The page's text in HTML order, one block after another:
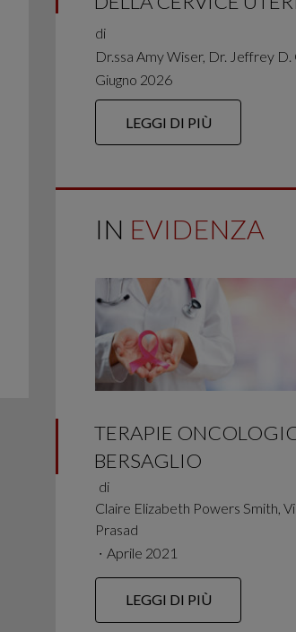
di
Dr.ssa Amy Wiser, Dr. Jeffrey D.
Giugno 2026
LEGGI DI PIÙ
IN EVIDENZA
TERAPIE
BERSAGLIO
di
Claire Elizabeth Powers Smith,
Prasad
∙ Aprile 2021
LEGGI DI PIÙ